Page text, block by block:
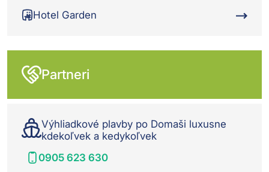
Hotel Garden
Partneri
Výhliadkové plavby po Domaši luxusne
kdekoľvek a kedykoľvek
0905 623 630